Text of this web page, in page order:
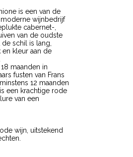
is een van de
wijnbedrijf
cabernet-,
van de oudste
schil is lang,
en kleur aan de
maanden in
fusten van Frans
12 maanden
een krachtige rode
van een
wijn, uitstekend